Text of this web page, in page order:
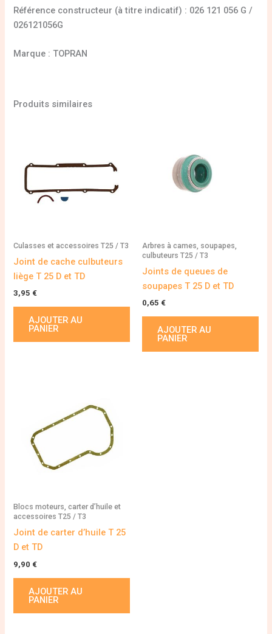
Référence constructeur (à titre indicatif) : 026 121 056 G /
026121056G
Marque : TOPRAN
Produits similaires
Culasses et accessoires T25 / T3
Joint de cache culbuteurs
liège T 25 D et TD
3,95 €
AJOUTER AU
PANIER
Arbres à cames, soupapes,
culbuteurs T25 / T3
Joints de queues de
soupapes T 25 D et TD
0,65 €
AJOUTER AU
PANIER
Blocs moteurs, carter d’huile et
accessoires T25 / T3
Joint de carter d’huile T 25
D et TD
9,90 €
AJOUTER AU
PANIER